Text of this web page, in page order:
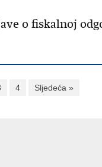
o fiskalnoj
4 Sljedeća »